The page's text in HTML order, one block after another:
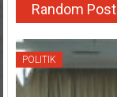
Random Post
POLITIK